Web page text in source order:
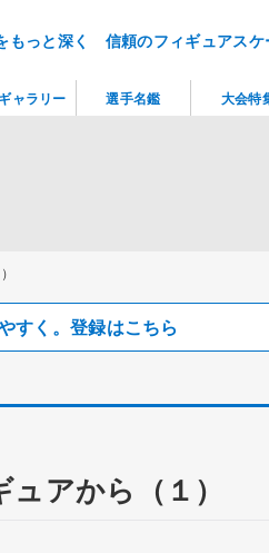
もっと深く 信頼のフィギュアスケ
すく。登録はこちら
アから（１）
ャラリー 選手名鑑 大会特